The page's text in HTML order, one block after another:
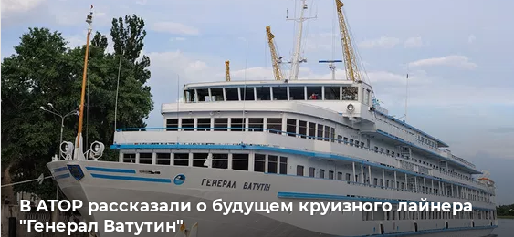
В АТОР рассказали о будущем круизного лайнера
"Генерал Ватутин"